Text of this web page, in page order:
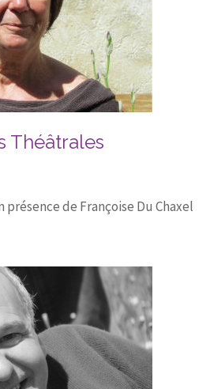
Théâtrales
de Françoise Du Chaxel